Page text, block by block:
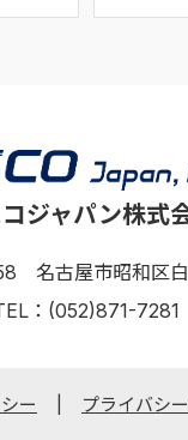
ジャパン株式
名古屋市昭和区
：(052)871-7281
ー プライバシ